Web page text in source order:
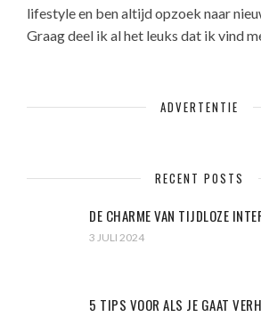
lifestyle en ben altijd opzoek naar
Graag deel ik al het leuks dat ik vind
ADVERTENTIE
RECENT POSTS
DE CHARME VAN TIJDLOZE
3 JULI 2024
5 TIPS VOOR ALS JE GAAT